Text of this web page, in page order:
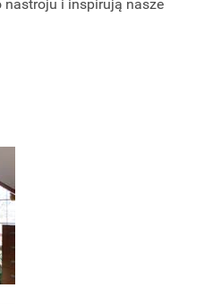
i inspirują nasze